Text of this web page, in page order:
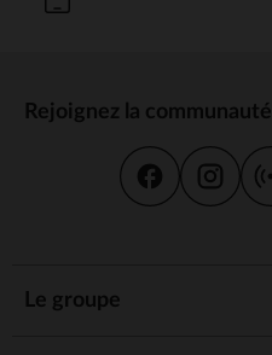
Rejoignez la communauté
Le groupe